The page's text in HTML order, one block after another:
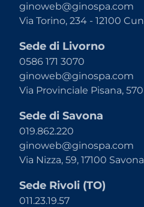
ginoweb@ginospa.com
Via Torino, 234 - 12100
Sede di Livorno
0586 171 3070
ginoweb@ginospa.com
Via Provinciale Pisana,
Sede di Savona
019.862.220
ginoweb@ginospa.com
Via Nizza, 59, 17100
Sede Rivoli (TO)
011.23.19.57